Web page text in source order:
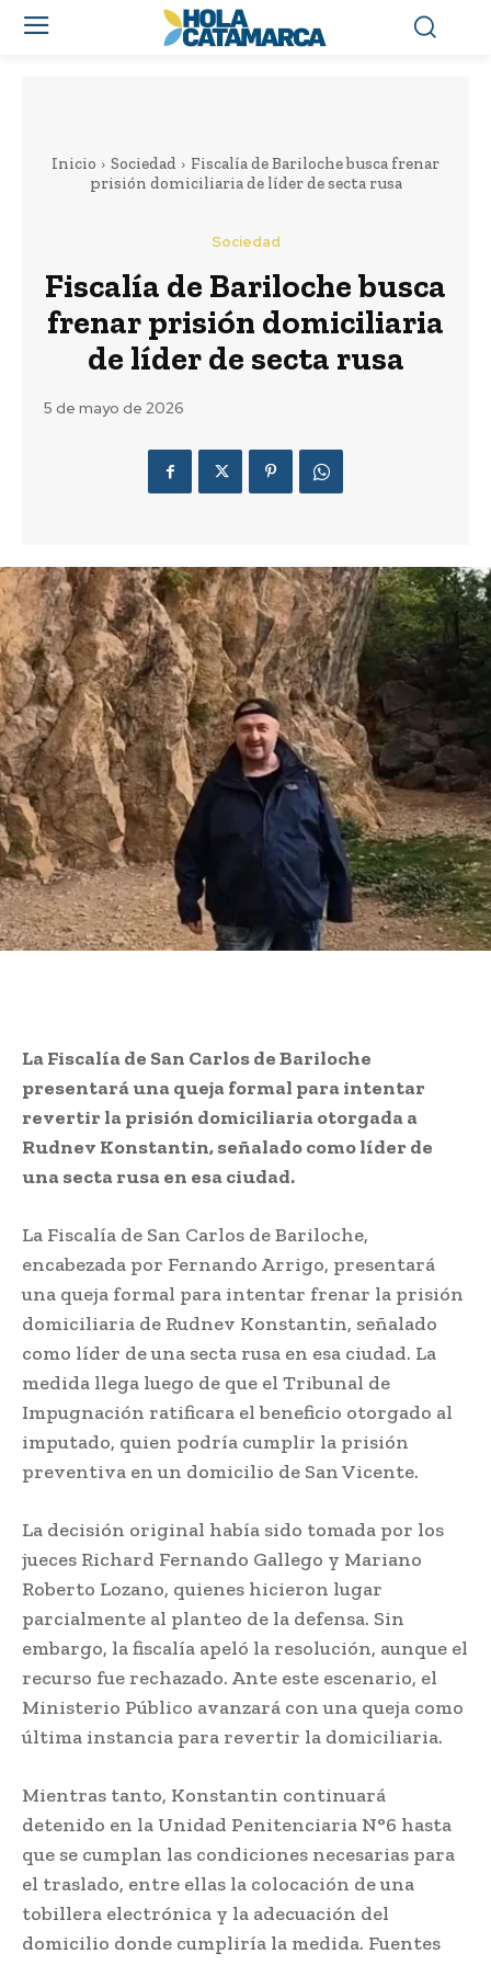
Inicio Sociedad
Fiscalía de Bariloche busca frenar
prisión domiciliaria de líder de secta rusa
Sociedad
Fiscalía de Bariloche busca
frenar prisión domiciliaria
de líder de secta rusa
5 de mayo de 2026
La Fiscalía de San Carlos de Bariloche
presentará una queja formal para intentar
revertir la prisión domiciliaria otorgada a
Rudnev Konstantin, señalado como líder de
una secta rusa en esa ciudad.
La Fiscalía de San Carlos de Bariloche,
encabezada por Fernando Arrigo, presentará
una queja formal para intentar frenar la prisión
domiciliaria de Rudnev Konstantin, señalado
como líder de una secta rusa en esa ciudad. La
medida llega luego de que el Tribunal de
Impugnación ratificara el beneficio otorgado al
imputado, quien podría cumplir la prisión
preventiva en un domicilio de San Vicente.
La decisión original había sido tomada por los
jueces Richard Fernando Gallego y Mariano
Roberto Lozano, quienes hicieron lugar
parcialmente al planteo de la defensa. Sin
embargo, la fiscalía apeló la resolución, aunque el
recurso fue rechazado. Ante este escenario, el
Ministerio Público avanzará con una queja como
última instancia para revertir la domiciliaria.
Mientras tanto, Konstantin continuará
detenido en la Unidad Penitenciaria N°6 hasta
que se cumplan las condiciones necesarias para
el traslado, entre ellas la colocación de una
tobillera electrónica y la adecuación del
domicilio donde cumpliría la medida. Fuentes